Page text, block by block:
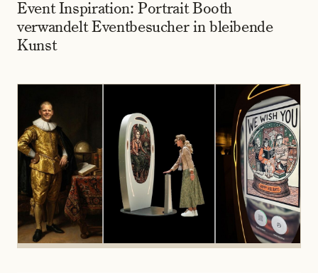
Event Inspiration: Portrait Booth
verwandelt Eventbesucher in bleibende
Kunst